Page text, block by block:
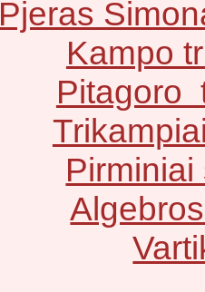
Pjeras
Kampo
Pitagoro